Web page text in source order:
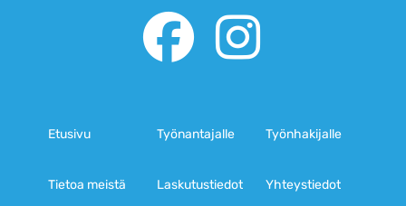
Etusivu Työnantajalle Työnhakijalle
Tietoa meistä Laskutustiedot Yhteystiedot